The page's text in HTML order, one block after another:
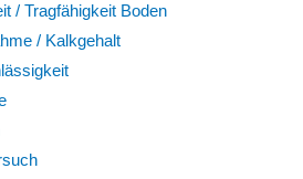
/ Tragfähigkeit Boden
/ Kalkgehalt